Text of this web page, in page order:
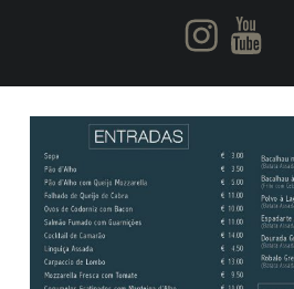
Instagram
Youtube